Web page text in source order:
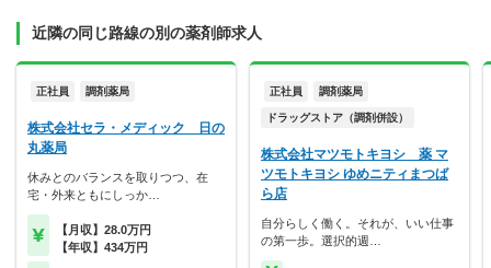
近隣の同じ路線の別の薬剤師求人
正社員 調剤薬局
株式会社セラ・メディック 日の
丸薬局
休みとのバランスを取りつつ、在
宅・外来ともにしっか…
【月収】28.0万円
【年収】434万円
正社員 調剤薬局
ドラッグストア（調剤併設）
株式会社マツモトキヨシ 薬 マ
ツモトキヨシ ゆめニティまつば
ら店
自分らしく働く。それが、いい仕事
の第一歩。選択的週…